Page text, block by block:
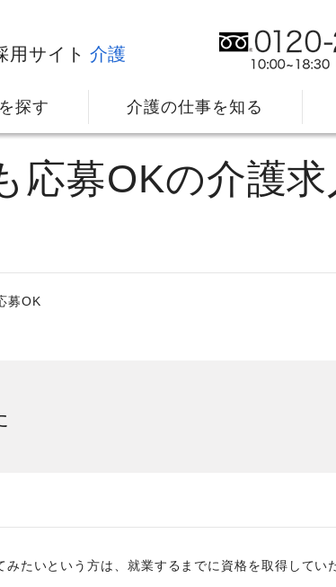
用サイト 介護
探す 介護の仕事を知る
格取得サポート制度
員主役のプロジェクト
応募OKの介護求
募OK
みたいという方は、就業するまでに資格を取得して